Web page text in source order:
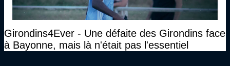
Girondins4Ever - Une défaite des Girondins face
à Bayonne, mais là n'était pas l'essentiel